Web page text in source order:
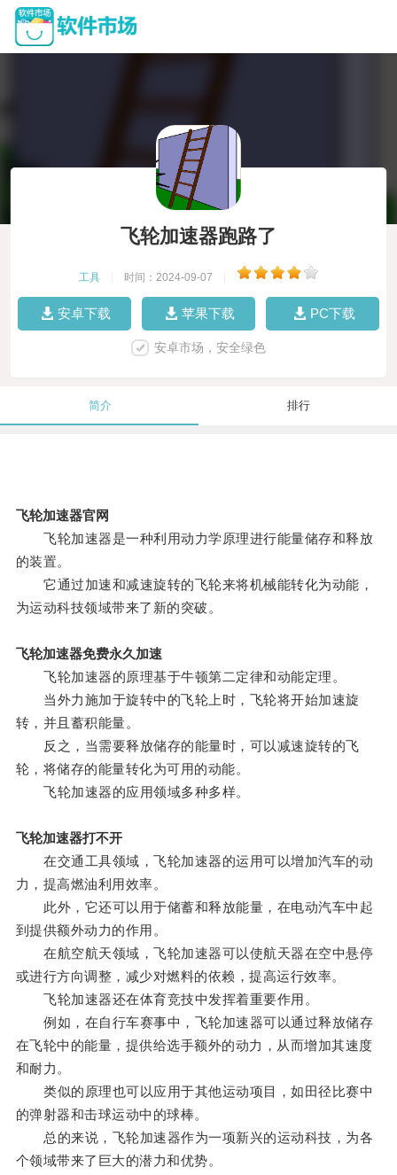
飞轮加速器跑路了
工具 时间：2024-09-07
安卓下载 苹果下载 PC下载
安卓市场，安全绿色
简介 排行
飞轮加速器官网
飞轮加速器是一种利用动力学原理进行能量储存和释放
的装置。
它通过加速和减速旋转的飞轮来将机械能转化为动能，
为运动科技领域带来了新的突破。
飞轮加速器免费永久加速
飞轮加速器的原理基于牛顿第二定律和动能定理。
当外力施加于旋转中的飞轮上时，飞轮将开始加速旋
转，并且蓄积能量。
反之，当需要释放储存的能量时，可以减速旋转的飞
轮，将储存的能量转化为可用的动能。
飞轮加速器的应用领域多种多样。
飞轮加速器打不开
在交通工具领域，飞轮加速器的运用可以增加汽车的动
力，提高燃油利用效率。
此外，它还可以用于储蓄和释放能量，在电动汽车中起
到提供额外动力的作用。
在航空航天领域，飞轮加速器可以使航天器在空中悬停
或进行方向调整，减少对燃料的依赖，提高运行效率。
飞轮加速器还在体育竞技中发挥着重要作用。
例如，在自行车赛事中，飞轮加速器可以通过释放储存
在飞轮中的能量，提供给选手额外的动力，从而增加其速度
和耐力。
类似的原理也可以应用于其他运动项目，如田径比赛中
的弹射器和击球运动中的球棒。
总的来说，飞轮加速器作为一项新兴的运动科技，为各
个领域带来了巨大的潜力和优势。